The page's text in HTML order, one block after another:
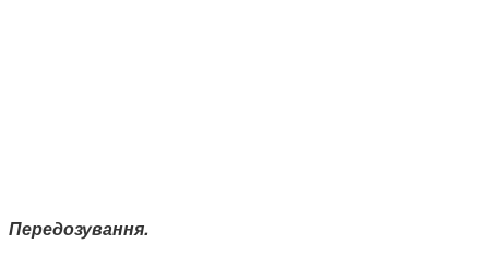
Передозування.